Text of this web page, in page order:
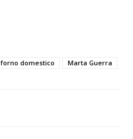
forno domestico Marta Guerra